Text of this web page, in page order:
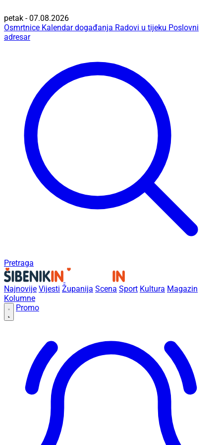
petak - 07.08.2026
Osmrtnice Kalendar događanja Radovi u tijeku Poslovni
adresar
Pretraga
Najnovije Vijesti Županija Scena Sport Kultura Magazin
Kolumne
Promo